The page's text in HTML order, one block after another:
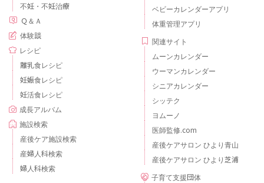
不妊・不妊治療
Ｑ＆Ａ
体験談
レシピ
離乳食レシピ
妊娠食レシピ
妊活食レシピ
成長アルバム
施設検索
産後ケア施設検索
産婦人科検索
婦人科検索
ベビーカレンダーアプリ
体重管理アプリ
関連サイト
ムーンカレンダー
ウーマンカレンダー
シニアカレンダー
シッテク
ヨムーノ
医師監修.com
産後ケアサロン ひより青山
産後ケアサロン ひより芝浦
子育て支援団体